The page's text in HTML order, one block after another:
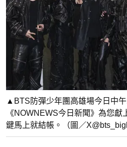
▲BTS防彈少年團高雄場今日中午
《NOWNEWS今日新聞》為您
鍵馬上就結帳。（圖／